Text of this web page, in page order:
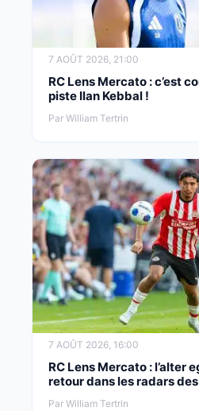
7 AOÛT 2026, 21:00
RC Lens Mercato : c’est
piste Ilan Kebbal !
Par William Tertrin
7 AOÛT 2026, 16:00
RC Lens Mercato : l’alter
retour dans les radars
Par William Tertrin